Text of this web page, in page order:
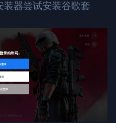
器尝试安装谷歌套